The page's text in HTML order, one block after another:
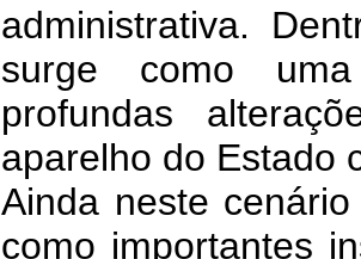
administrativa.
surge como
profundas
aparelho do Estado
Ainda neste
como importantes